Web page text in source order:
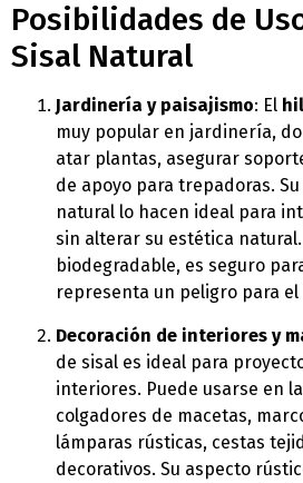
Posibilidades de
Sisal Natural
Jardinería y paisajismo: El
muy popular en jardinería,
atar plantas, asegurar
de apoyo para trepadoras.
natural lo hacen ideal para
sin alterar su estética
biodegradable, es seguro
representa un peligro para el
Decoración de interiores y
de sisal es ideal para
interiores. Puede usarse en
colgadores de macetas,
lámparas rústicas, cestas
decorativos. Su aspecto